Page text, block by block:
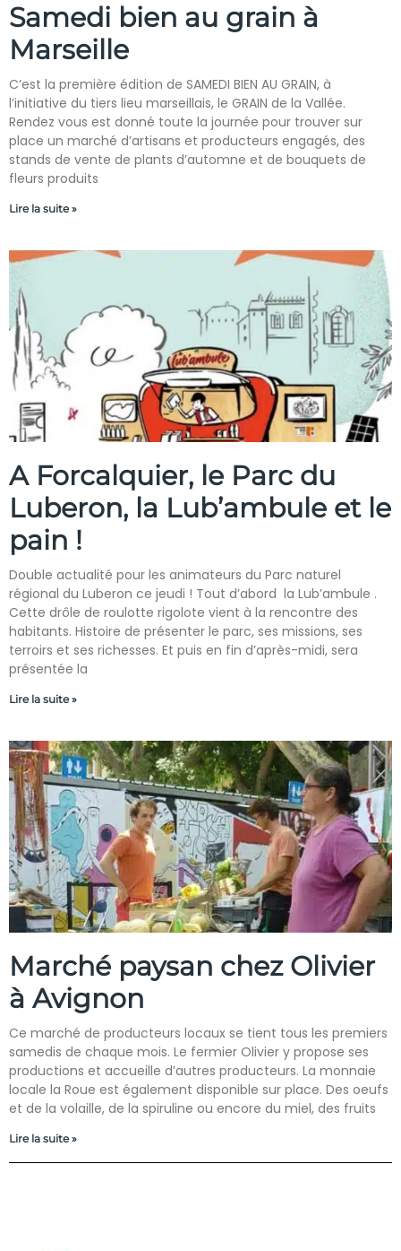
Samedi bien au grain à
Marseille
C’est la première édition de SAMEDI BIEN AU GRAIN, à
l’initiative du tiers lieu marseillais, le GRAIN de la Vallée.
Rendez vous est donné toute la journée pour trouver sur
place un marché d’artisans et producteurs engagés, des
stands de vente de plants d’automne et de bouquets de
fleurs produits
Lire la suite »
A Forcalquier, le Parc du
Luberon, la Lub’ambule et le
pain !
Double actualité pour les animateurs du Parc naturel
régional du Luberon ce jeudi ! Tout d’abord la Lub’ambule .
Cette drôle de roulotte rigolote vient à la rencontre des
habitants. Histoire de présenter le parc, ses missions, ses
terroirs et ses richesses. Et puis en fin d’après-midi, sera
présentée la
Lire la suite »
Marché paysan chez Olivier
à Avignon
Ce marché de producteurs locaux se tient tous les premiers
samedis de chaque mois. Le fermier Olivier y propose ses
productions et accueille d’autres producteurs. La monnaie
locale la Roue est également disponible sur place. Des oeufs
et de la volaille, de la spiruline ou encore du miel, des fruits
Lire la suite »